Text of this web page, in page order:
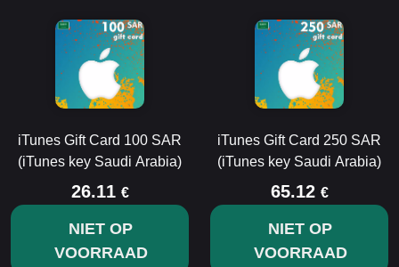
iTunes Gift Card 100 SAR
(iTunes key Saudi Arabia)
26.11 €
NIET OP
VOORRAAD
iTunes Gift Card 250 SAR
(iTunes key Saudi Arabia)
65.12 €
NIET OP
VOORRAAD